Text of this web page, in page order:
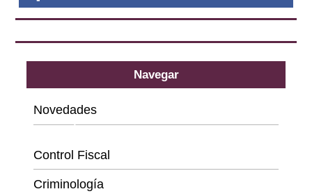
Navegar
Novedades
Categorías
Control Fiscal
Criminología